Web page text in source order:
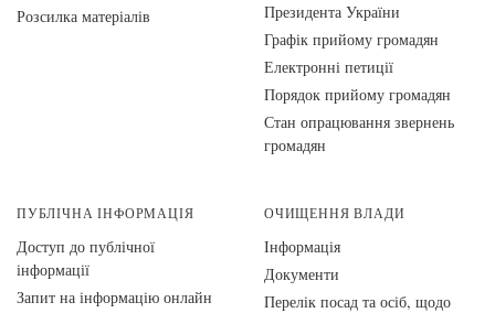
Розсилка матеріалів
Президента України
Графік прийому громадян
Електронні петиції
Порядок прийому громадян
Стан опрацювання звернень
громадян
ПУБЛІЧНА ІНФОРМАЦІЯ
Доступ до публічної
інформації
Запит на інформацію онлайн
ОЧИЩЕННЯ ВЛАДИ
Інформація
Документи
Перелік посад та осіб, щодо